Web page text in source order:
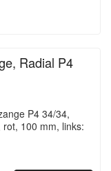
Radial P4
P4 34/34,
100 mm, links: